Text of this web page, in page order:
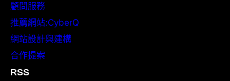
顧問服務
推薦網站:CyberQ
網站設計與建構
合作提案
RSS